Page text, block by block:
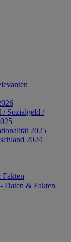
/ Sozialgeld /
2025
2024
Daten & Fakten